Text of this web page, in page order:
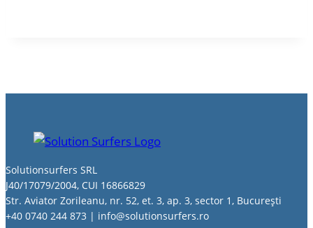
Solutionsurfers SRL
J40/17079/2004, CUI 16866829
Str. Aviator Zorileanu, nr. 52, et. 3, ap. 3, sector 1, București
+40 0740 244 873 | info@solutionsurfers.ro